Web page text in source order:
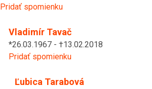
Pridať spomienku
Vladimír Tavač
*26.03.1967 - †13.02.2018
Pridať spomienku
Ľubica Tarabová